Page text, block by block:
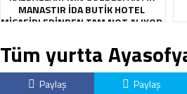
MANASTIR İDA BUTIK HOTEL
MISAFIRLERINDEN TAM NOT ALIYOR
Tüm yurtta
Paylaş Paylaş